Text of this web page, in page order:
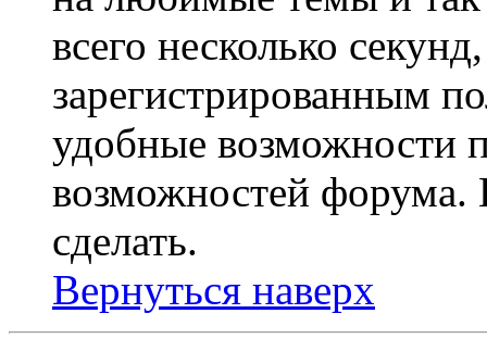
всего несколько
зарегистрированным
удобные возможности
возможностей
сделать.
Вернуться наверх